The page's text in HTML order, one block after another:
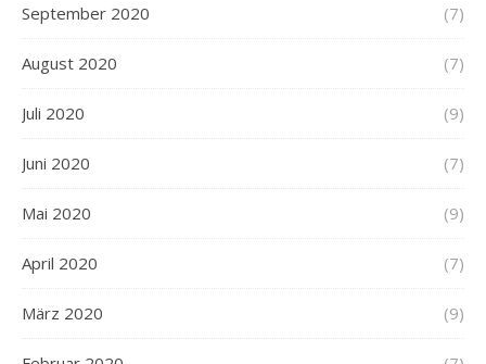
September 2020 (7)
August 2020 (7)
Juli 2020 (9)
Juni 2020 (7)
Mai 2020 (9)
April 2020 (7)
März 2020 (9)